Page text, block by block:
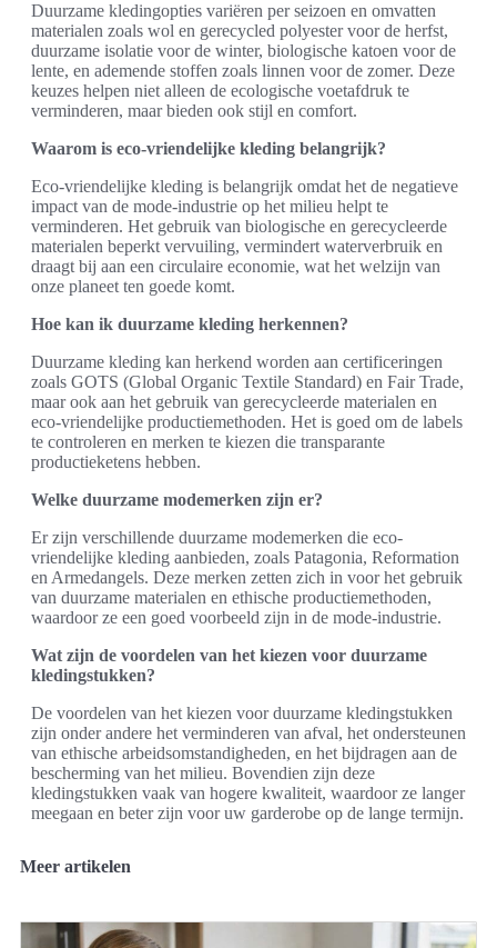
Duurzame kledingopties variëren per seizoen en omvatten
materialen zoals wol en gerecycled polyester voor de herfst,
duurzame isolatie voor de winter, biologische katoen voor de
lente, en ademende stoffen zoals linnen voor de zomer. Deze
keuzes helpen niet alleen de ecologische voetafdruk te
verminderen, maar bieden ook stijl en comfort.
Waarom is eco-vriendelijke kleding belangrijk?
Eco-vriendelijke kleding is belangrijk omdat het de negatieve
impact van de mode-industrie op het milieu helpt te
verminderen. Het gebruik van biologische en gerecycleerde
materialen beperkt vervuiling, vermindert waterverbruik en
draagt bij aan een circulaire economie, wat het welzijn van
onze planeet ten goede komt.
Hoe kan ik duurzame kleding herkennen?
Duurzame kleding kan herkend worden aan certificeringen
zoals GOTS (Global Organic Textile Standard) en Fair Trade,
maar ook aan het gebruik van gerecycleerde materialen en
eco-vriendelijke productiemethoden. Het is goed om de labels
te controleren en merken te kiezen die transparante
productieketens hebben.
Welke duurzame modemerken zijn er?
Er zijn verschillende duurzame modemerken die eco-
vriendelijke kleding aanbieden, zoals Patagonia, Reformation
en Armedangels. Deze merken zetten zich in voor het gebruik
van duurzame materialen en ethische productiemethoden,
waardoor ze een goed voorbeeld zijn in de mode-industrie.
Wat zijn de voordelen van het kiezen voor duurzame
kledingstukken?
De voordelen van het kiezen voor duurzame kledingstukken
zijn onder andere het verminderen van afval, het ondersteunen
van ethische arbeidsomstandigheden, en het bijdragen aan de
bescherming van het milieu. Bovendien zijn deze
kledingstukken vaak van hogere kwaliteit, waardoor ze langer
meegaan en beter zijn voor uw garderobe op de lange termijn.
Meer artikelen